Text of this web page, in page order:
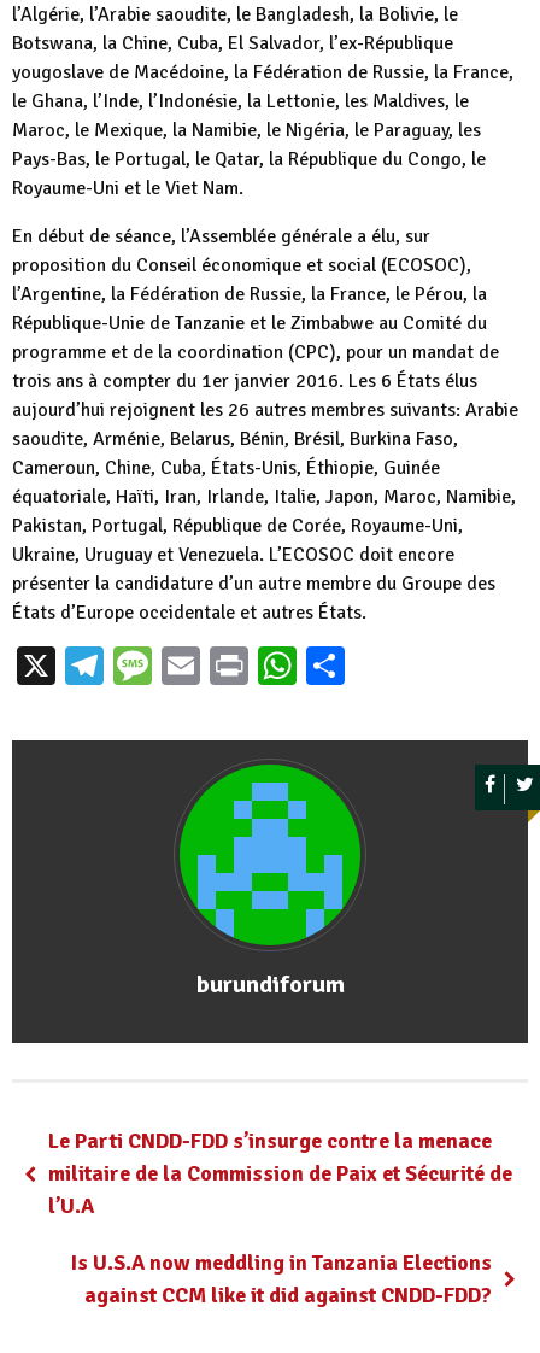
l’Algérie, l’Arabie saoudite, le Bangladesh, la Bolivie, le
Botswana, la Chine, Cuba, El Salvador, l’ex-République
yougoslave de Macédoine, la Fédération de Russie, la France,
le Ghana, l’Inde, l’Indonésie, la Lettonie, les Maldives, le
Maroc, le Mexique, la Namibie, le Nigéria, le Paraguay, les
Pays-Bas, le Portugal, le Qatar, la République du Congo, le
Royaume-Uni et le Viet Nam.
En début de séance, l’Assemblée générale a élu, sur
proposition du Conseil économique et social (ECOSOC),
l’Argentine, la Fédération de Russie, la France, le Pérou, la
République-Unie de Tanzanie et le Zimbabwe au Comité du
programme et de la coordination (CPC), pour un mandat de
trois ans à compter du 1er janvier 2016. Les 6 États élus
aujourd’hui rejoignent les 26 autres membres suivants: Arabie
saoudite, Arménie, Belarus, Bénin, Brésil, Burkina Faso,
Cameroun, Chine, Cuba, États-Unis, Éthiopie, Guinée
équatoriale, Haïti, Iran, Irlande, Italie, Japon, Maroc, Namibie,
Pakistan, Portugal, République de Corée, Royaume-Uni,
Ukraine, Uruguay et Venezuela. L’ECOSOC doit encore
présenter la candidature d’un autre membre du Groupe des
États d’Europe occidentale et autres États.
X Telegram
Message
EmailPrintWhatsApp
burundiforum
Le Parti CNDD-FDD s’insurge contre la menace
militaire de la Commission de Paix et Sécurité de
l’U.A
Is U.S.A now meddling in Tanzania Elections
against CCM like it did against CNDD-FDD?